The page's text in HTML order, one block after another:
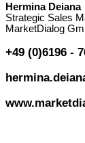
Hermina Deiana
Strategic Sales
MarketDialog
+49 (0)6196 -